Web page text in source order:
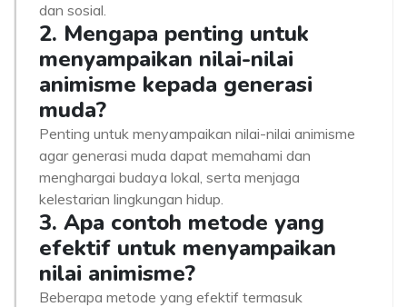
dan sosial.
2. Mengapa penting untuk
menyampaikan nilai-nilai
animisme kepada generasi
muda?
Penting untuk menyampaikan nilai-nilai animisme
agar generasi muda dapat memahami dan
menghargai budaya lokal, serta menjaga
kelestarian lingkungan hidup.
3. Apa contoh metode yang
efektif untuk menyampaikan
nilai animisme?
Beberapa metode yang efektif termasuk